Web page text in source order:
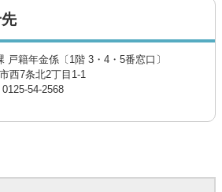
戸籍年金係〔1階 3・4・5番窓口〕
西7条北2丁目1-1
54-2568